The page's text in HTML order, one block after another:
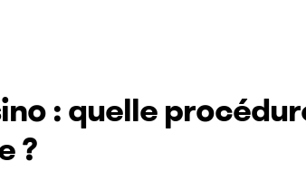
: quelle
?